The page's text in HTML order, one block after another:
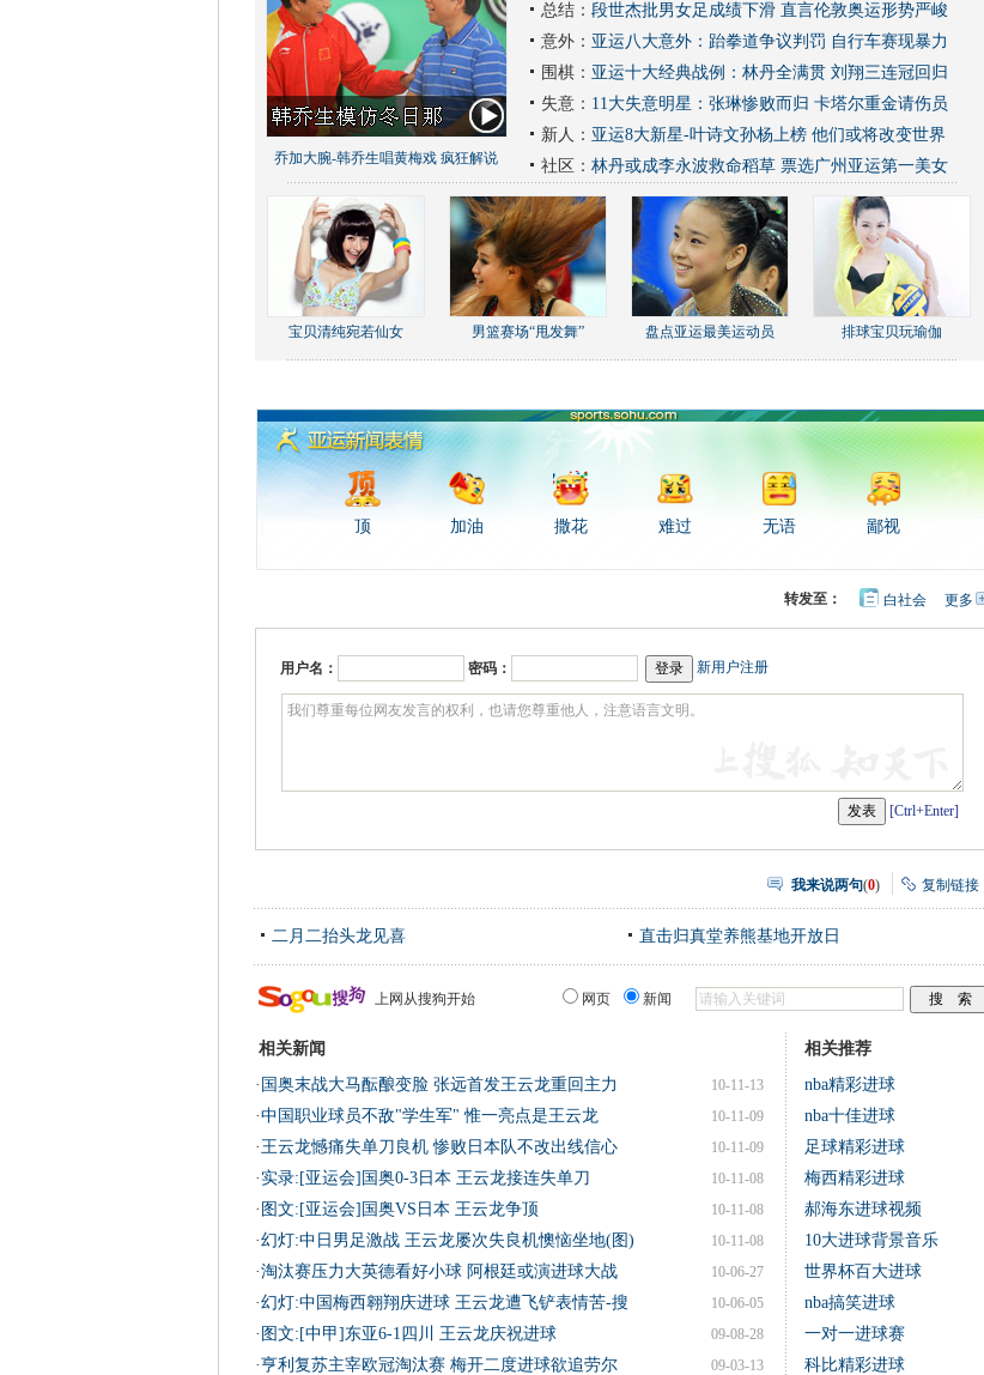
乔加大腕-韩乔生唱黄梅戏 疯狂解说
总结： 段世杰批男女足成绩下滑 直言伦敦奥运形势严峻
意外： 亚运八大意外：跆拳道争议判罚 自行车赛现暴力
围棋： 亚运十大经典战例：林丹全满贯 刘翔三连冠回归
失意： 11大失意明星：张琳惨败而归 卡塔尔重金请伤员
新人： 亚运8大新星-叶诗文孙杨上榜 他们或将改变世界
社区： 林丹或成李永波救命稻草 票选广州亚运第一美女
宝贝清纯宛若仙女 男篮赛场“甩发舞” 盘点亚运最美运动员 排球宝贝玩瑜伽
顶 加油 撒花 难过 无语 鄙视
更多开
转发至： 白社会
用户名： 密码： 新用户注册
[Ctrl+Enter]
我来说两句(0) 复制链接
二月二抬头龙见喜 直击归真堂养熊基地开放日
上网从搜狗开始 网页 新闻
相关新闻
10-11-13
· 国奥末战大马酝酿变脸 张远首发王云龙重回主力
10-11-09
·中国职业球员不敌"学生军" 惟一亮点是王云龙
10-11-09
·王云龙憾痛失单刀良机 惨败日本队不改出线信心
10-11-08
·实录:[亚运会]国奥0-3日本 王云龙接连失单刀
10-11-08
· 图文:[亚运会]国奥VS日本 王云龙争顶
10-11-08
·幻灯:中日男足激战 王云龙屡次失良机懊恼坐地(图)
10-06-27
·淘汰赛压力大英德看好小球 阿根廷或演进球大战
10-06-05
·幻灯:中国梅西翱翔庆进球 王云龙遭飞铲表情苦-搜
09-08-28
· 图文:[中甲]东亚6-1四川 王云龙庆祝进球
09-03-13
·亨利复苏主宰欧冠淘汰赛 梅开二度进球欲追劳尔
相关推荐
nba精彩进球
nba十佳进球
足球精彩进球
梅西精彩进球
郝海东进球视频
10大进球背景音乐
世界杯百大进球
nba搞笑进球
一对一进球赛
科比精彩进球